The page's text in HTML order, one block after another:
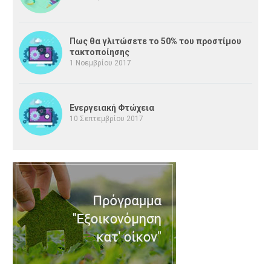
Πως θα γλιτώσετε το 50% του προστίμου
τακτοποίησης
1 Νοεμβρίου 2017
Ενεργειακή Φτώχεια
10 Σεπτεμβρίου 2017